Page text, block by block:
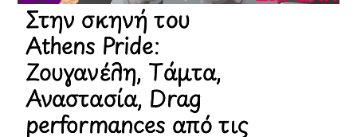
Στην σκηνή του
Athens Pride:
Ζουγανέλη, Τάμτα,
Αναστασία, Drag
performances από τις